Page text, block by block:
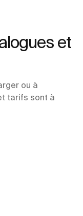
et
ou à
tarifs sont à